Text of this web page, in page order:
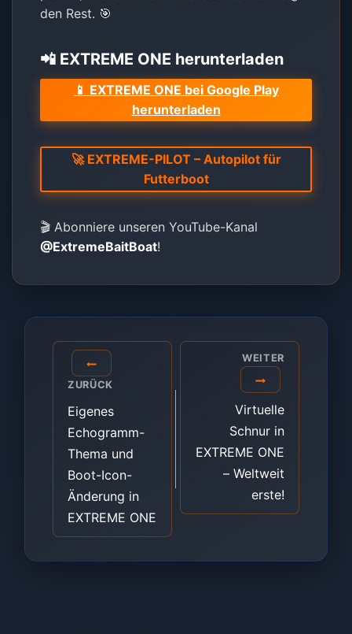
den Rest. 🎯
📲 EXTREME ONE herunterladen
📱 EXTREME ONE bei Google Play
herunterladen
🚀 EXTREME-PILOT – Autopilot für
Futterboot
🎬 Abonniere unseren YouTube-Kanal
@ExtremeBaitBoat!
Beitragsnavigation
ZURÜCK
Eigenes
Echogramm-
Thema und
Boot-Icon-
Änderung in
EXTREME ONE
WEITER
Virtuelle
Schnur in
EXTREME ONE
– Weltweit
erste!